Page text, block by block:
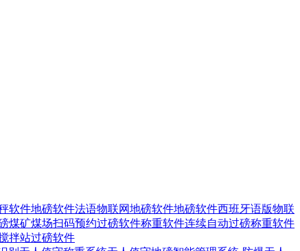
软件地磅软件法语物联网地磅软件地磅软件西班牙语版物联
煤矿煤场扫码预约过磅软件称重软件连续自动过磅称重软件
拌站过磅软件